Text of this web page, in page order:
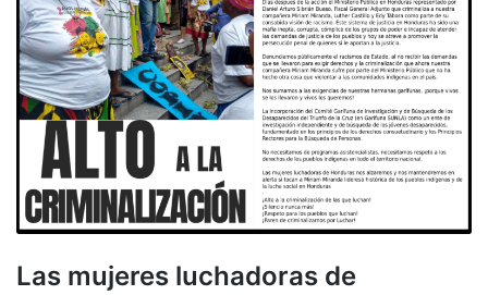
Las mujeres luchadoras de